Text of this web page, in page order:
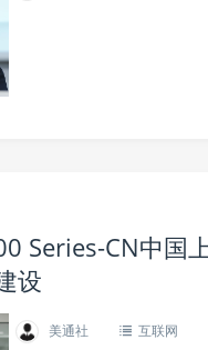
Series-CN中国
设
美通社 互联网